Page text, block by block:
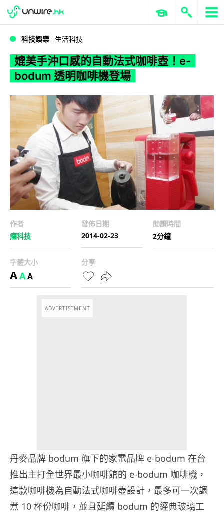
WWDC 2026 ERP 與商業 AI
科技娛樂 生活科技
媲美手沖口感的自動法式咖啡壺！e-
bodum 透明咖啡機登場
作者
癮科技
發佈日期
2014-02-23
閱讀時間
2分鐘
字體大小
AAA
分享
ADVERTISEMENT
丹麥品牌 bodum 旗下的家電品牌 e-bodum 在台
推出主打全世界最小咖啡館的 e-bodum 咖啡機，
這款咖啡機為自動法式咖啡壺設計，最多可一次調
煮 10 杯份咖啡，並且延續 bodum 的經典玻璃工